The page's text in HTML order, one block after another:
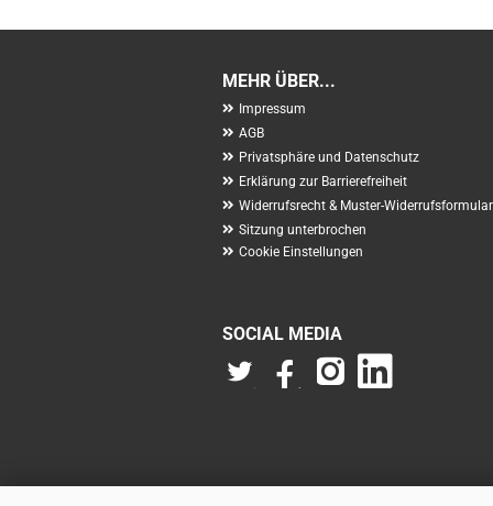
MEHR ÜBER...
Impressum
AGB
Privatsphäre und Datenschutz
Erklärung zur Barrierefreiheit
Widerrufsrecht & Muster-Widerrufsformular
Sitzung unterbrochen
Cookie Einstellungen
SOCIAL MEDIA